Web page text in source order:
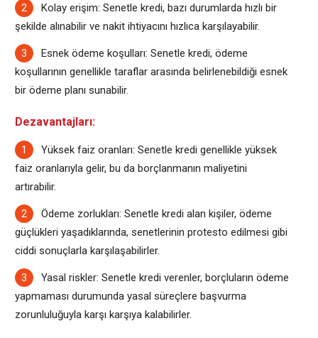
Kolay erişim: Senetle kredi, bazı durumlarda hızlı bir
şekilde alınabilir ve nakit ihtiyacını hızlıca karşılayabilir.
Esnek ödeme koşulları: Senetle kredi, ödeme
koşullarının genellikle taraflar arasında belirlenebildiği esnek
bir ödeme planı sunabilir.
Dezavantajları:
Yüksek faiz oranları: Senetle kredi genellikle yüksek
faiz oranlarıyla gelir, bu da borçlanmanın maliyetini
artırabilir.
Ödeme zorlukları: Senetle kredi alan kişiler, ödeme
güçlükleri yaşadıklarında, senetlerinin protesto edilmesi gibi
ciddi sonuçlarla karşılaşabilirler.
Yasal riskler: Senetle kredi verenler, borçluların ödeme
yapmaması durumunda yasal süreçlere başvurma
zorunluluğuyla karşı karşıya kalabilirler.